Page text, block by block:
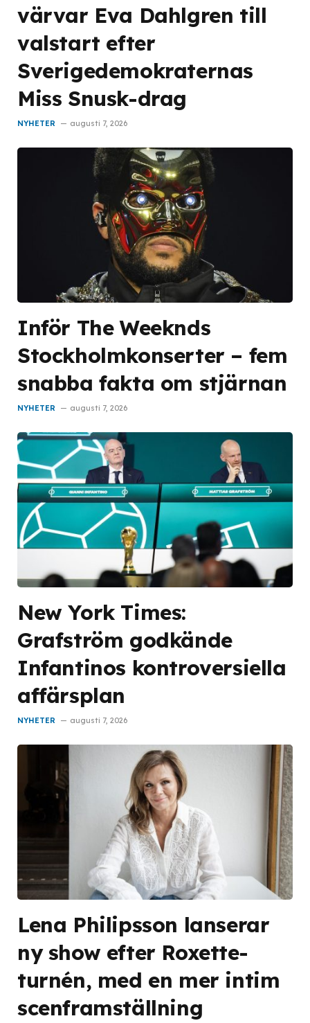
värvar Eva Dahlgren till
valstart efter
Sverigedemokraternas
Miss Snusk-drag
NYHETER augusti 7, 2026
Inför The Weeknds
Stockholmkonserter – fem
snabba fakta om stjärnan
NYHETER augusti 7, 2026
New York Times:
Grafström godkände
Infantinos kontroversiella
affärsplan
NYHETER augusti 7, 2026
Lena Philipsson lanserar
ny show efter Roxette-
turnén, med en mer intim
scenframställning